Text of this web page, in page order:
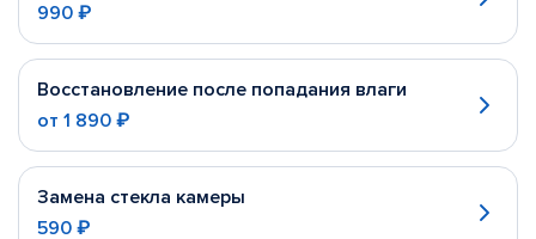
990 ₽
Восстановление после попадания влаги
от 1 890 ₽
Замена стекла камеры
590 ₽